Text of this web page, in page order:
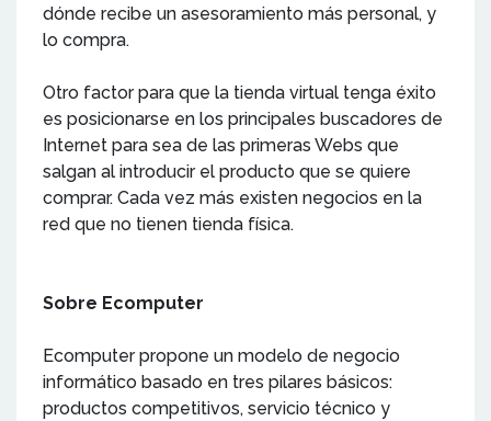
dónde recibe un asesoramiento más personal, y
lo compra.
Otro factor para que la tienda virtual tenga éxito
es posicionarse en los principales buscadores de
Internet para sea de las primeras Webs que
salgan al introducir el producto que se quiere
comprar. Cada vez más existen negocios en la
red que no tienen tienda física.
Sobre Ecomputer
Ecomputer propone un modelo de negocio
informático basado en tres pilares básicos:
productos competitivos, servicio técnico y